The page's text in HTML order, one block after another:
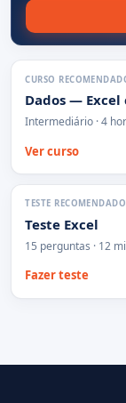
CURSO
Dados — Excel
Intermediário · 4
Ver curso
TESTE RECOMENDADO
Teste Excel
15 perguntas · 12
Fazer teste